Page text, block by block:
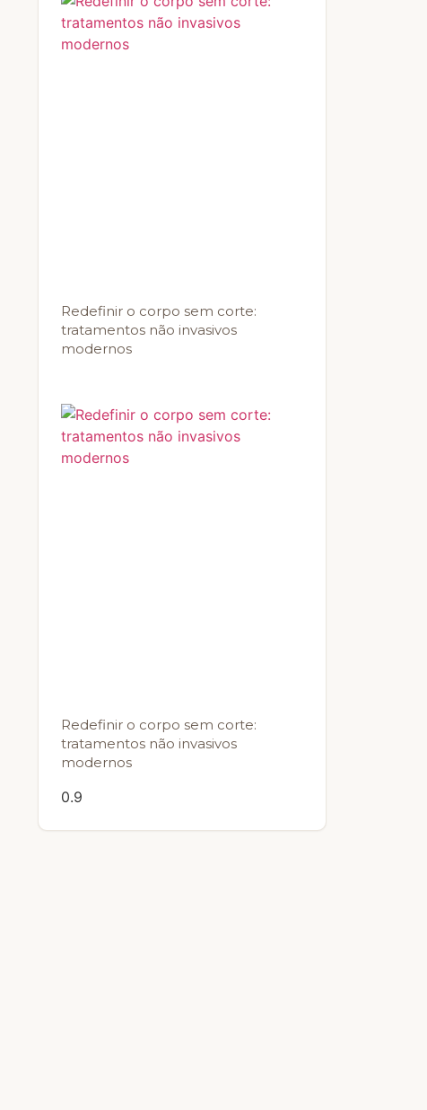
Redefinir o corpo sem corte:
tratamentos não invasivos
modernos
Redefinir o corpo sem corte:
tratamentos não invasivos
modernos